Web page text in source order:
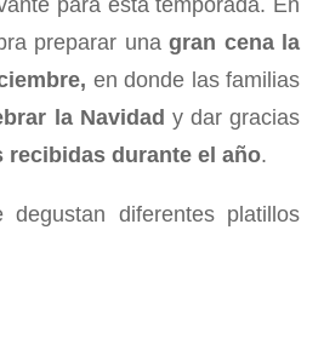
para esta temporada. En
preparar unagran cena la
en donde las familias
la Navidad y dar gracias
recibidas durante el año.
diferentes platillos